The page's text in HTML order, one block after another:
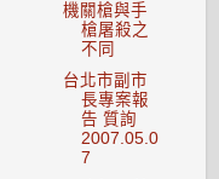
機關槍與手
槍屠殺之
不同
台北市副市
長專案報
告 質詢
2007.05.0
7